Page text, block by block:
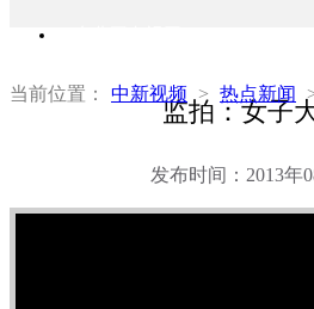
当前位置： 中新视频 > 热点新闻
监拍：女子
发布时间：2013年